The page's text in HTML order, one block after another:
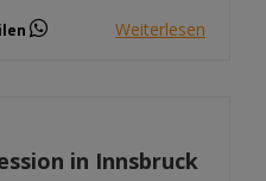
Weiterlesen
in Innsbruck